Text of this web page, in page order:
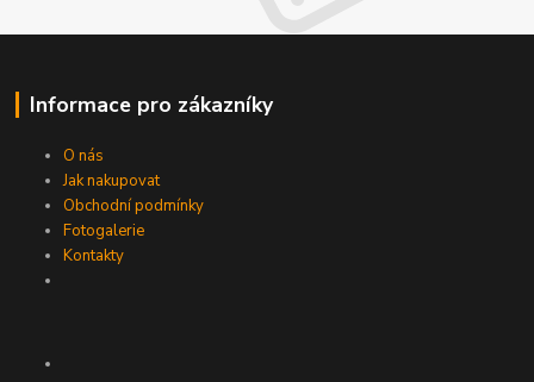
Informace pro zákazníky
O nás
Jak nakupovat
Obchodní podmínky
Fotogalerie
Kontakty